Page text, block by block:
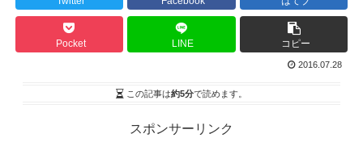
Pocket LINE コピー
2016.07.28
この記事は約5分で読めます。
スポンサーリンク